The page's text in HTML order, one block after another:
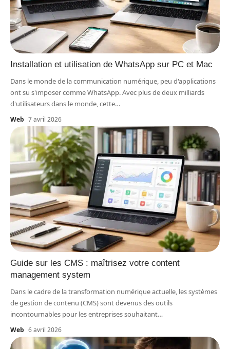
Installation et utilisation de WhatsApp sur PC et Mac
Dans le monde de la communication numérique, peu d'applications
ont su s'imposer comme WhatsApp. Avec plus de deux milliards
d'utilisateurs dans le monde, cette…
Web 7 avril 2026
Guide sur les CMS : maîtrisez votre content
management system
Dans le cadre de la transformation numérique actuelle, les systèmes
de gestion de contenu (CMS) sont devenus des outils
incontournables pour les entreprises souhaitant…
Web 6 avril 2026